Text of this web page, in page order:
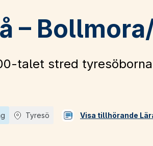
–
talet stred
Tyresö Visa tillhörande